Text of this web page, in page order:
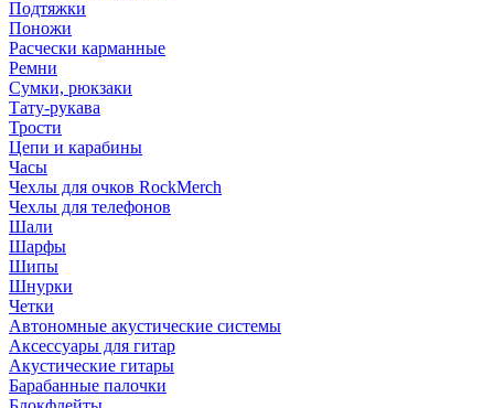
Подтяжки
Поножи
Расчески карманные
Ремни
Сумки, рюкзаки
Тату-рукава
Трости
Цепи и карабины
Часы
Чехлы для очков RockMerch
Чехлы для телефонов
Шали
Шарфы
Шипы
Шнурки
Четки
Автономные акустические системы
Аксессуары для гитар
Акустические гитары
Барабанные палочки